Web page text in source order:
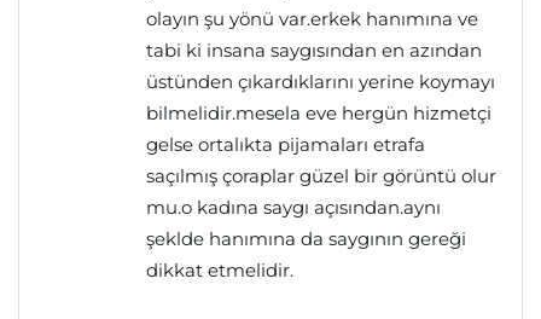
olayın şu yönü var.erkek hanımına ve
tabi ki insana saygısından en azından
üstünden çıkardıklarını yerine koymayı
bilmelidir.mesela eve hergün hizmetçi
gelse ortalıkta pijamaları etrafa
saçılmış çoraplar güzel bir görüntü olur
mu.o kadına saygı açısından.aynı
şeklde hanımına da saygının gereği
dikkat etmelidir.